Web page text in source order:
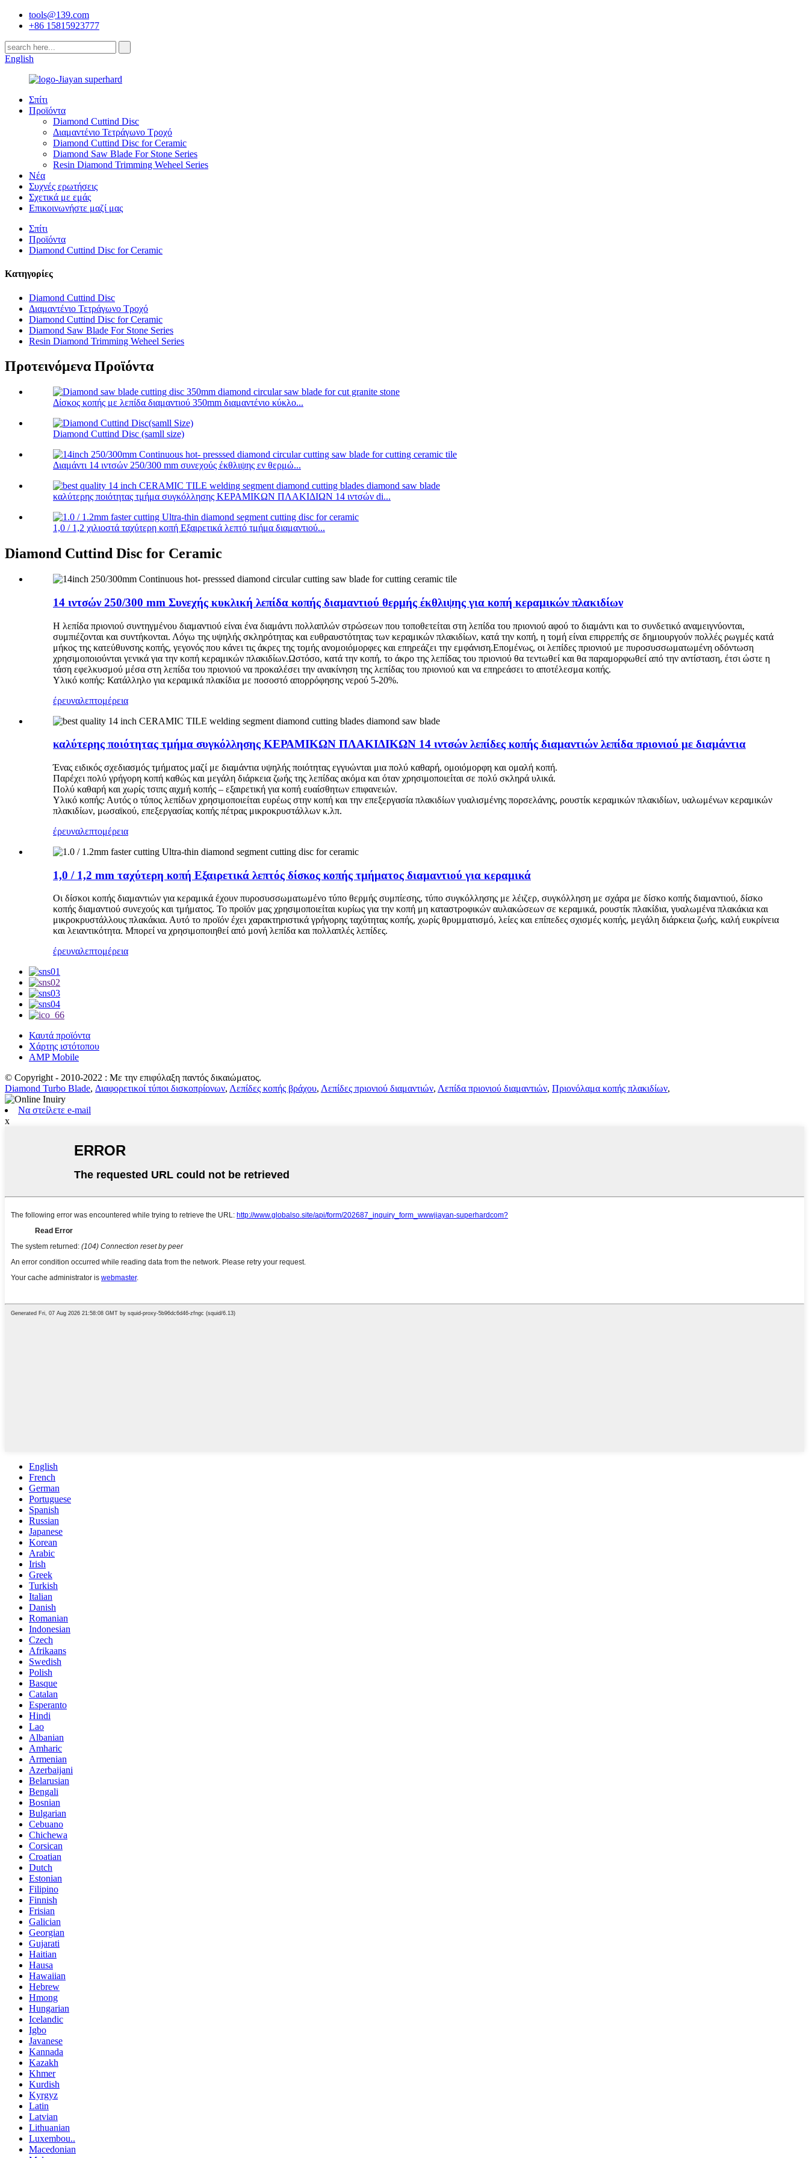
tools@139.com
+86 15815923777
English
Σπίτι
Προϊόντα
Diamond Cuttind Disc
Διαμαντένιο Τετράγωνο Τροχό
Diamond Cuttind Disc for Ceramic
Diamond Saw Blade For Stone Series
Resin Diamond Trimming Weheel Series
Νέα
Συχνές ερωτήσεις
Σχετικά με εμάς
Επικοινωνήστε μαζί μας
Σπίτι
Προϊόντα
Diamond Cuttind Disc for Ceramic
Κατηγορίες
Diamond Cuttind Disc
Διαμαντένιο Τετράγωνο Τροχό
Diamond Cuttind Disc for Ceramic
Diamond Saw Blade For Stone Series
Resin Diamond Trimming Weheel Series
Προτεινόμενα Προϊόντα
Δίσκος κοπής με λεπίδα διαμαντιού 350mm διαμαντένιο κύκλο...
Diamond Cuttind Disc (samll size)
Διαμάντι 14 ιντσών 250/300 mm συνεχούς έκθλιψης εν θερμώ...
καλύτερης ποιότητας τμήμα συγκόλλησης ΚΕΡΑΜΙΚΩΝ ΠΛΑΚΙΔΙΩΝ 14 ιντσών di...
1,0 / 1,2 χιλιοστά ταχύτερη κοπή Εξαιρετικά λεπτό τμήμα διαμαντιού...
Diamond Cuttind Disc for Ceramic
14 ιντσών 250/300 mm Συνεχής κυκλική λεπίδα κοπής διαμαντιού θερμής έκθλιψης για κοπή κεραμικών πλακιδίων
Η λεπίδα πριονιού συντηγμένου διαμαντιού είναι ένα διαμάντι πολλαπλών στρώσεων που τοποθετείται στη λεπίδα του πριονιού αφού το διαμάντι και το συνδετικό αναμειγνύονται,
συμπιέζονται και συντήκονται. Λόγω της υψηλής σκληρότητας και ευθραυστότητας των κεραμικών πλακιδίων, κατά την κοπή, η τομή είναι επιρρεπής σε δημιουργούν πολλές ρωγμές κατά
μήκος της κατεύθυνσης κοπής, γεγονός που κάνει τις άκρες της τομής ανομοιόμορφες και επηρεάζει την εμφάνιση.Επομένως, οι λεπίδες πριονιού με πυροσυσσωματωμένη οδόντωση
χρησιμοποιούνται γενικά για την κοπή κεραμικών πλακιδίων.Ωστόσο, κατά την κοπή, το άκρο της λεπίδας του πριονιού θα τεντωθεί και θα παραμορφωθεί από την αντίσταση, έτσι ώστε η
τάση εφελκυσμού μέσα στη λεπίδα του πριονιού να προκαλέσει την ανακίνηση της λεπίδας του πριονιού και να επηρεάσει το αποτέλεσμα κοπής.
Υλικό κοπής: Κατάλληλο για κεραμικά πλακίδια με ποσοστό απορρόφησης νερού 5-20%.
έρευναλεπτομέρεια
καλύτερης ποιότητας τμήμα συγκόλλησης ΚΕΡΑΜΙΚΩΝ ΠΛΑΚΙΔΙΚΩΝ 14 ιντσών λεπίδες κοπής διαμαντιών λεπίδα πριονιού με διαμάντια
Ένας ειδικός σχεδιασμός τμήματος μαζί με διαμάντια υψηλής ποιότητας εγγυώνται μια πολύ καθαρή, ομοιόμορφη και ομαλή κοπή.
Παρέχει πολύ γρήγορη κοπή καθώς και μεγάλη διάρκεια ζωής της λεπίδας ακόμα και όταν χρησιμοποιείται σε πολύ σκληρά υλικά.
Πολύ καθαρή και χωρίς τσιπς αιχμή κοπής – εξαιρετική για κοπή ευαίσθητων επιφανειών.
Υλικό κοπής: Αυτός ο τύπος λεπίδων χρησιμοποιείται ευρέως στην κοπή και την επεξεργασία πλακιδίων γυαλισμένης πορσελάνης, ρουστίκ κεραμικών πλακιδίων, υαλωμένων κεραμικών
πλακιδίων, μωσαϊκού, επεξεργασίας κοπής πέτρας μικροκρυστάλλων κ.λπ.
έρευναλεπτομέρεια
1,0 / 1,2 mm ταχύτερη κοπή Εξαιρετικά λεπτός δίσκος κοπής τμήματος διαμαντιού για κεραμικά
Οι δίσκοι κοπής διαμαντιών για κεραμικά έχουν πυροσυσσωματωμένο τύπο θερμής συμπίεσης, τύπο συγκόλλησης με λέιζερ, συγκόλληση με σχάρα με δίσκο κοπής διαμαντιού, δίσκο
κοπής διαμαντιού συνεχούς και τμήματος. Το προϊόν μας χρησιμοποιείται κυρίως για την κοπή μη καταστροφικών αυλακώσεων σε κεραμικά, ρουστίκ πλακίδια, γυαλωμένα πλακάκια και
μικροκρυστάλλους πλακάκια. Αυτό το προϊόν έχει χαρακτηριστικά γρήγορης ταχύτητας κοπής, χωρίς θρυμματισμό, λείες και επίπεδες σχισμές κοπής, μεγάλη διάρκεια ζωής, καλή ευκρίνεια
και λειαντικότητα. Μπορεί να χρησιμοποιηθεί από μονή λεπίδα και πολλαπλές λεπίδες.
έρευναλεπτομέρεια
Καυτά προϊόντα
Χάρτης ιστότοπου
AMP Mobile
© Copyright - 2010-2022 : Με την επιφύλαξη παντός δικαιώματος.
Diamond Turbo Blade, Διαφορετικοί τύποι δισκοπρίονων, Λεπίδες κοπής βράχου, Λεπίδες πριονιού διαμαντιών, Λεπίδα πριονιού διαμαντιών, Πριονόλαμα κοπής πλακιδίων,
Να στείλετε e-mail
x
English
French
German
Portuguese
Spanish
Russian
Japanese
Korean
Arabic
Irish
Greek
Turkish
Italian
Danish
Romanian
Indonesian
Czech
Afrikaans
Swedish
Polish
Basque
Catalan
Esperanto
Hindi
Lao
Albanian
Amharic
Armenian
Azerbaijani
Belarusian
Bengali
Bosnian
Bulgarian
Cebuano
Chichewa
Corsican
Croatian
Dutch
Estonian
Filipino
Finnish
Frisian
Galician
Georgian
Gujarati
Haitian
Hausa
Hawaiian
Hebrew
Hmong
Hungarian
Icelandic
Igbo
Javanese
Kannada
Kazakh
Khmer
Kurdish
Kyrgyz
Latin
Latvian
Lithuanian
Luxembou..
Macedonian